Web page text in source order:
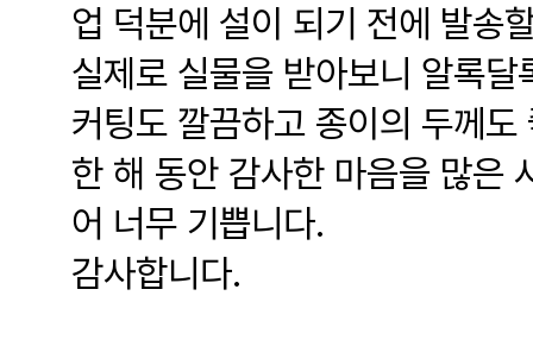
업 덕분에 설이 되기 전에 발송
실제로 실물을 받아보니 알록달
커팅도 깔끔하고 종이의 두께도
한 해 동안 감사한 마음을 많은
어 너무 기쁩니다.
감사합니다.